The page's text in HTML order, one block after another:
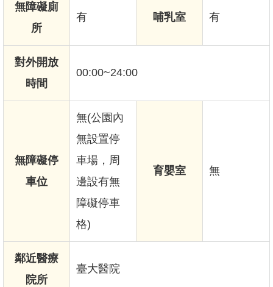
無障礙廁
所
有 哺乳室 有
對外開放
時間
00:00~24:00
無障礙停
車位
無(公園內
無設置停
車場，周
邊設有無
障礙停車
格)
育嬰室 無
鄰近醫療
院所
臺大醫院